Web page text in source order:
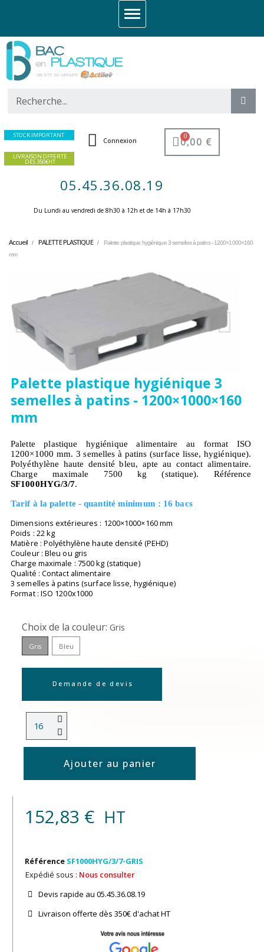
STOCK IMPORTANT
LIVRAISON OFFERTE
DES 350€HT
Connexion 0,00 €
05.45.36.08.19
Du Lundi au vendredi de 8h30 à 12h et de 14h à 17h30 ​
Accueil PALETTE PLASTIQUE
Palette plastique hygiénique 3 semelles à patins - 1200×1000×160
mm
Palette plastique hygiénique 3
semelles à patins - 1200×1000×160
mm
Palette plastique hygiénique alimentaire au format ISO
1200×1000 mm. 3 semelles à patins (surface lisse, hygiénique).
Polyéthylène haute densité bleu, apte au contact alimentaire.
Charge maximale 7500 kg (statique). Référence
SF1000HYG/3/7.
Tarif à la palette - quantité minimum : 16 bacs
Dimensions extérieures : 1200×1000×160 mm
Poids : 22 kg
Matière : Polyéthylène haute densité (PEHD)
Couleur : Bleu ou gris
Charge maximale : 7500 kg (statique)
Qualité : Contact alimentaire
3 semelles à patins (surface lisse, hygiénique)
Format : ISO 1200x1000
Choix de la couleur Gris
Gris Bleu
Demande de devis
Ajouter au panier
152,83 € HT
Référence SF1000HYG/3/7-GRIS
Expédié sous : Nous consulter
Devis rapide au 05.45.36.08.19​
Livraison offerte dès 350€ d'achat​ HT